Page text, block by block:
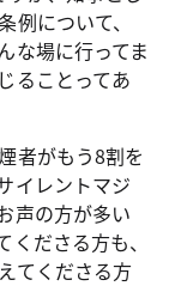
について、
な場に行ってま
ることってあ
者がもう8割を
イレントマジ
声の方が多い
ださる方も、
てくださる方